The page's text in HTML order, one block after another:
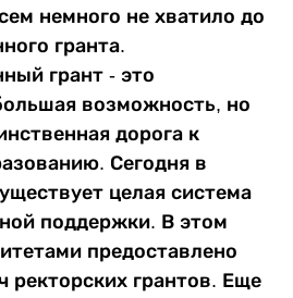
немного не хватило до
гранта.
грант - это
возможность, но
дорога к
Сегодня в
целая система
поддержки. В этом
предоставлено
ректорских грантов. Еще